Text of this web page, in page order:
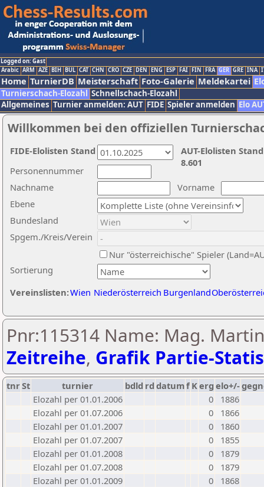
Logged on: Gast
Arabic ARM AZE BIH BUL CAT CHN CRO CZE DEN ENG ESP FAI FIN FRA GER GRE INA
Home TurnierDB Meisterschaft Foto-Galerie Meldekartei
Turnierschach-Elozahl Schnellschach-Elozahl
Allgemeines Turnier anmelden: AUT FIDE Spieler anmelden Elo
Willkommen bei den offiziellen
Nachname
Vorname
Ebene
Sortierung
Personennummer
Bundesland
Spgem./Kreis/Verein
Nur "österreichische" Spieler
Vereinslisten:Wien Niederösterreich Burgenland
AUT-Elolisten
8.601
FIDE-Elolisten Stand
Pnr:115314 Name: Mag.
Zeitreihe, Grafik Partie-
tnrSt turnier bdld rd datumf Kerg elo+/-
Elozahl per 01.01.2006
0
1886
Elozahl per 01.07.2006
0
1866
Elozahl per 01.01.2007
0
1860
Elozahl per 01.07.2007
0
1855
Elozahl per 01.01.2008
0
1879
Elozahl per 01.07.2008
0
1879
Elozahl per 01.01.2009
0
1868